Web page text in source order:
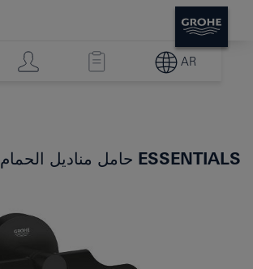
AR
ESSENTIALS حامل مناديل الحمام